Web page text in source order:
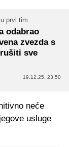
prvi tim
odabrao
zvezda s
sve
19.12.25. 23:50
neće
usluge